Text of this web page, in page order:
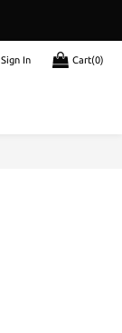
Sign In Cart(0)